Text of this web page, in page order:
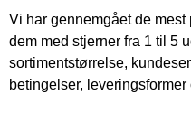
Vi har gennemgået de
dem med stjerner fra 1 til 5
sortimentstørrelse,
betingelser,